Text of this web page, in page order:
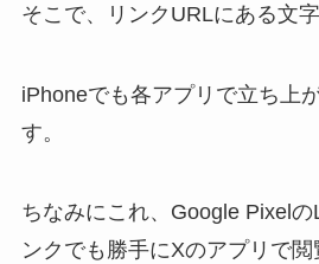
そこで、リンクURLにある文
iPhoneでも各アプリで立ち上
す。
ちなみにこれ、Google Pixel
ンクでも勝手にXのアプリで閲